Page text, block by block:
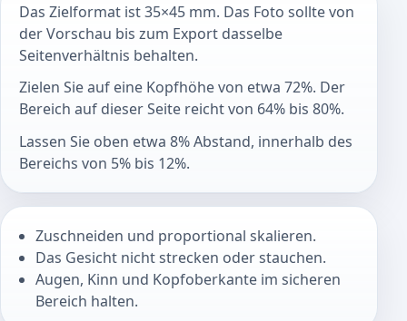
Das Zielformat ist 35×45 mm. Das Foto sollte von
der Vorschau bis zum Export dasselbe
Seitenverhältnis behalten.
Zielen Sie auf eine Kopfhöhe von etwa 72%. Der
Bereich auf dieser Seite reicht von 64% bis 80%.
Lassen Sie oben etwa 8% Abstand, innerhalb des
Bereichs von 5% bis 12%.
Zuschneiden und proportional skalieren.
Das Gesicht nicht strecken oder stauchen.
Augen, Kinn und Kopfoberkante im sicheren
Bereich halten.